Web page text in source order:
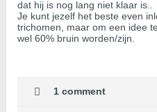
dat hij is nog lang niet klaar is..
Je kunt jezelf het beste even
trichomen, maar om een idee
wel 60% bruin worden/zijn.
1 comment